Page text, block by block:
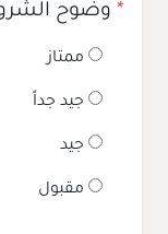
* وضوح
ممتاز
جيد جداً
جيد
مقبول